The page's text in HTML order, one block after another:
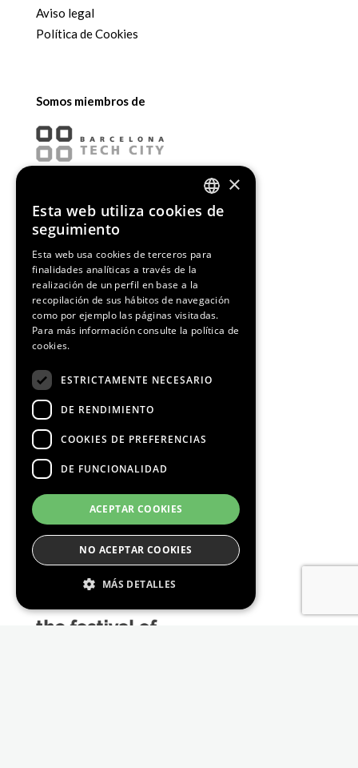
Aviso legal
Política de Cookies
Somos miembros de
Media Partners
ENGLISH
×
Esta web utiliza cookies de
seguimiento
Esta web usa cookies de terceros para
finalidades analíticas a través de la
realización de un perfil en base a la
recopilación de sus hábitos de navegación
como por ejemplo las páginas visitadas.
Para más información consulte la política de
cookies.
ESTRICTAMENTE NECESARIO
DE RENDIMIENTO
COOKIES DE PREFERENCIAS
DE FUNCIONALIDAD
ACEPTAR COOKIES
NO ACEPTAR COOKIES
MÁS DETALLES